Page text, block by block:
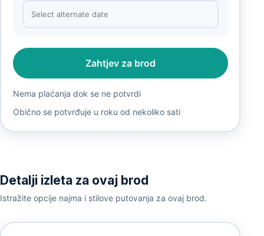
Zahtjev za brod
Nema plaćanja dok se ne potvrdi
Obično se potvrđuje u roku od nekoliko sati
Detalji izleta za ovaj brod
Istražite opcije najma i stilove putovanja za ovaj brod.